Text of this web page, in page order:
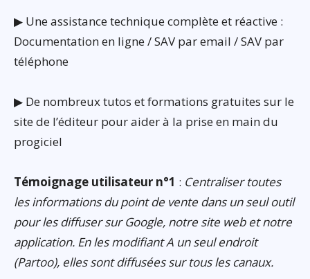
▶ Une assistance technique complète et réactive :
Documentation en ligne / SAV par email / SAV par
téléphone
▶ De nombreux tutos et formations gratuites sur le
site de l’éditeur pour aider à la prise en main du
progiciel
Témoignage utilisateur n°1 : Centraliser toutes
les informations du point de vente dans un seul outil
pour les diffuser sur Google, notre site web et notre
application. En les modifiant A un seul endroit
(Partoo), elles sont diffusées sur tous les canaux.